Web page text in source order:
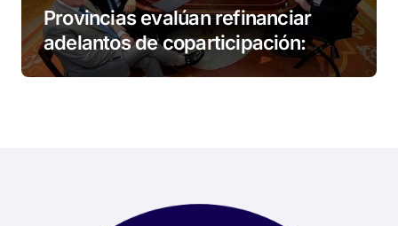
Provincias evalúan refinanciar
adelantos de coparticipación:
Tierra del Fuego, entre las